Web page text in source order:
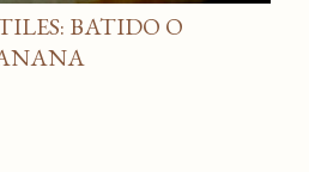
BATIDO O